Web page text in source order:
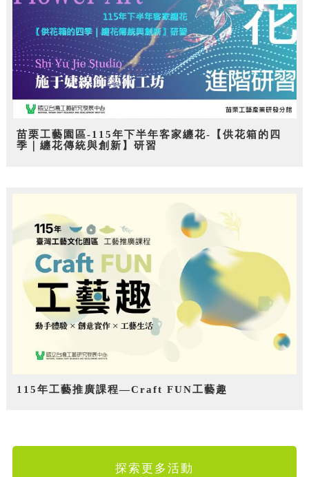
苗栗工藝園區-115年下半年客家纏花-【供花箱的四
季｜纏花傳統與創新】研習
115年工藝推廣課程—Craft FUN工藝趣
探索更多活動